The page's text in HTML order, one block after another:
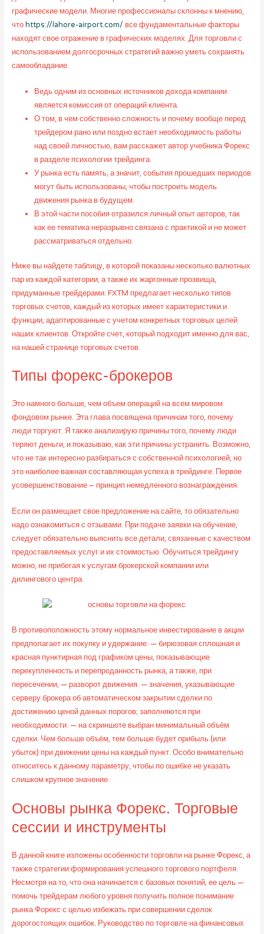
графические модели. Многие профессионалы склонны к мнению,
что https://lahore-airport.com/ все фундаментальные факторы
находят свое отражение в графических моделях. Для торговли с
использованием долгосрочных стратегий важно уметь сохранять
самообладание.
Ведь одним из основных источников дохода компании
является комиссия от операций клиента.
О том, в чем собственно сложность и почему вообще перед
трейдером рано или поздно встает необходимость работы
над своей личностью, вам расскажет автор учебника Форекс
в разделе психологии трейдинга.
У рынка есть память, а значит, события прошедших периодов
могут быть использованы, чтобы построить модель
движения рынка в будущем.
В этой части пособия отразился личный опыт авторов, так
как ее тематика неразрывно связана с практикой и не может
рассматриваться отдельно.
Ниже вы найдете таблицу, в которой показаны несколько валютных
пар из каждой категории, а также их жаргонные прозвища,
придуманные трейдерами. FXTM предлагает несколько типов
торговых счетов, каждый из которых имеет характеристики и
функции, адаптированные с учетом конкретных торговых целей
наших клиентов. Откройте счет, который подходит именно для вас,
на нашей странице торговых счетов.
Типы форекс-брокеров
Это намного больше, чем объем операций на всем мировом
фондовом рынке. Эта глава посвящена причинам того, почему
люди торгуют. Я также анализирую причины того, почему люди
теряют деньги, и показываю, как эти причины устранить. Возможно,
что не так интересно разбираться с собственной психологией, но
это наиболее важная составляющая успеха в трейдинге. Первое
усовершенствование – принцип немедленного вознаграждения.
Если он размещает свое предложение на сайте, то обязательно
надо ознакомиться с отзывами. При подаче заявки на обучение,
следует обязательно выяснить все детали, связанные с качеством
предоставляемых услуг и их стоимостью. Обучиться трейдингу
можно, не прибегая к услугам брокерской компании или
дилингового центра.
В противоположность этому нормальное инвестирование в акции
предполагает их покупку и удержание. — бирюзовая сплошная и
красная пунктирная под графиком цены, показывающие
перекупленность и перепроданность рынка, а также, при
пересечении, — разворот движения. — значения, указывающие
серверу брокера об автоматическом закрытии сделки по
достижению ценой данных порогов; заполняются при
необходимости. — на скриншоте выбран минимальный объём
сделки. Чем больше объём, тем больше будет прибыль (или
убыток) при движении цены на каждый пункт. Особо внимательно
относитесь к данному параметру, чтобы по ошибке не указать
слишком крупное значение.
Основы рынка Форекс. Торговые
сессии и инструменты
В данной книге изложены особенности торговли на рынке Форекс, а
также стратегии формирования успешного торгового портфеля.
Несмотря на то, что она начинается с базовых понятий, ее цель —
помочь трейдерам любого уровня получить полное понимание
рынка Форекс с целью избежать при совершении сделок
дорогостоящих ошибок. Руководство по торговле на финансовых